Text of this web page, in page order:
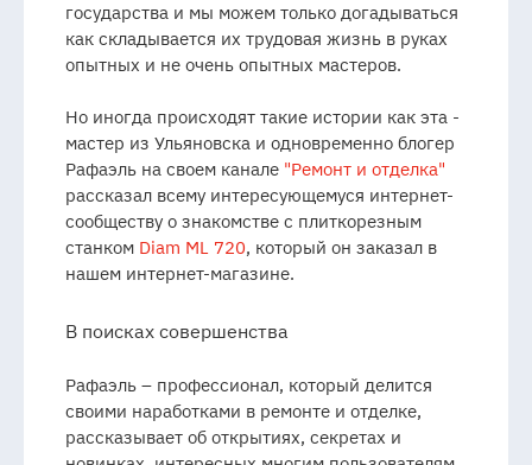
государства и мы можем только догадываться
как складывается их трудовая жизнь в руках
опытных и не очень опытных мастеров.
Но иногда происходят такие истории как эта -
мастер из Ульяновска и одновременно блогер
Рафаэль на своем канале "Ремонт и отделка"
рассказал всему интересующемуся интернет-
сообществу о знакомстве с плиткорезным
станком Diam ML 720, который он заказал в
нашем интернет-магазине.
В поисках совершенства
Рафаэль – профессионал, который делится
своими наработками в ремонте и отделке,
рассказывает об открытиях, секретах и